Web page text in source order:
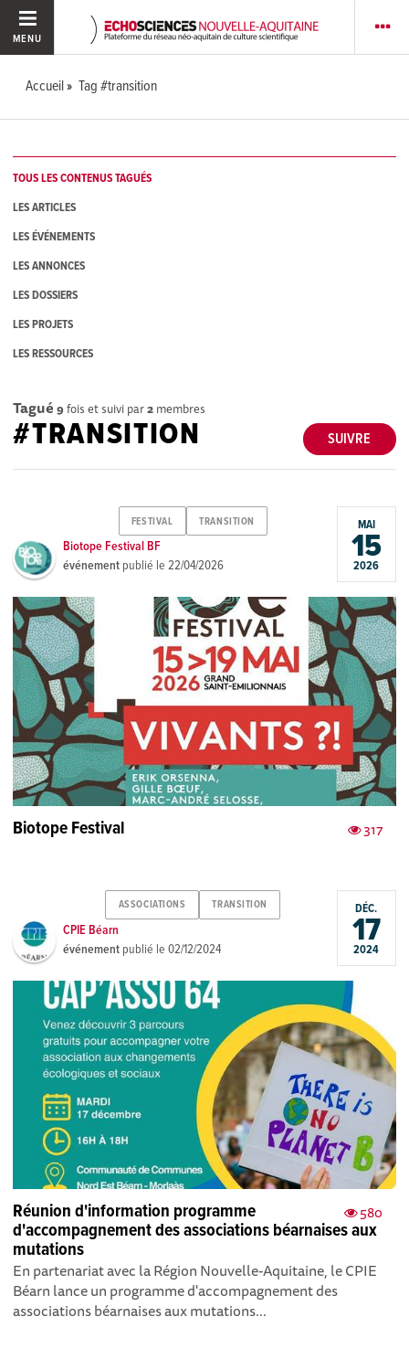
MENU
Accueil Tag #transition
TOUS LES CONTENUS TAGUÉS
LES ARTICLES
LES ÉVÉNEMENTS
LES ANNONCES
LES DOSSIERS
LES PROJETS
LES RESSOURCES
Tagué 9 fois et suivi par2 membres
SUIVRE
#TRANSITION
FESTIVAL TRANSITION
Biotope Festival BF
événement publié le22/04/2026
MAI
15
2026
317
Biotope Festival
ASSOCIATIONS TRANSITION
CPIE Béarn
événement publié le02/12/2024
DÉC.
17
2024
580
Réunion d'information programme
d'accompagnement des associations béarnaises aux
mutations
En partenariat avec la Région Nouvelle-Aquitaine, le CPIE
Béarn lance un programme d'accompagnement des
associations béarnaises aux mutations...